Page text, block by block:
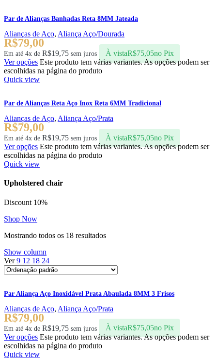
Par de Alianças Banhadas Reta 8MM Jateada
Alianças de Aço, Aliança Aço/Dourada
R$79,00
Em até 4x de R$19,75 sem juros À vistaR$75,05no Pix
Ver opções Este produto tem várias variantes. As opções podem ser
escolhidas na página do produto
Quick view
Par de Alianças Reta Aço Inox Reta 6MM Tradicional
Alianças de Aço, Aliança Aço/Prata
R$79,00
Em até 4x de R$19,75 sem juros À vistaR$75,05no Pix
Ver opções Este produto tem várias variantes. As opções podem ser
escolhidas na página do produto
Quick view
Upholstered chair
Discount 10%
Shop Now
Mostrando todos os 18 resultados
Show column
Ver9 12 18 24
Par Aliança Aço Inoxidável Prata Abaulada 8MM 3 Frisos
Alianças de Aço, Aliança Aço/Prata
R$79,00
Em até 4x de R$19,75 sem juros À vistaR$75,05no Pix
Ver opções Este produto tem várias variantes. As opções podem ser
escolhidas na página do produto
Quick view